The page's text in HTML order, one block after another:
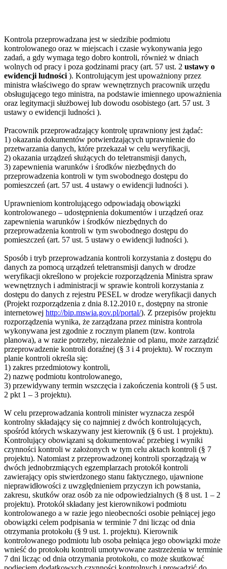
Kontrola przeprowadzana jest w siedzibie podmiotu
kontrolowanego oraz w miejscach i czasie wykonywania jego
zadań, a gdy wymaga tego dobro kontroli, również w dniach
wolnych od pracy i poza godzinami pracy (art. 57 ust. 2 ustawy o
ewidencji ludności ). Kontrolującym jest upoważniony przez
ministra właściwego do spraw wewnętrznych pracownik urzędu
obsługującego tego ministra, na podstawie imiennego upoważnienia
oraz legitymacji służbowej lub dowodu osobistego (art. 57 ust. 3
ustawy o ewidencji ludności ).
Pracownik przeprowadzający kontrolę uprawniony jest żądać:
1) okazania dokumentów potwierdzających uprawnienie do
przetwarzania danych, które przekazał w celu weryfikacji,
2) okazania urządzeń służących do teletransmisji danych,
3) zapewnienia warunków i środków niezbędnych do
przeprowadzenia kontroli w tym swobodnego dostępu do
pomieszczeń (art. 57 ust. 4 ustawy o ewidencji ludności ).
Uprawnieniom kontrolującego odpowiadają obowiązki
kontrolowanego – udostępnienia dokumentów i urządzeń oraz
zapewnienia warunków i środków niezbędnych do
przeprowadzenia kontroli w tym swobodnego dostępu do
pomieszczeń (art. 57 ust. 5 ustawy o ewidencji ludności ).
Sposób i tryb przeprowadzania kontroli korzystania z dostępu do
danych za pomocą urządzeń teletransmisji danych w drodze
weryfikacji określono w projekcie rozporządzenia Ministra spraw
wewnętrznych i administracji w sprawie kontroli korzystania z
dostępu do danych z rejestru PESEL w drodze weryfikacji danych
(Projekt rozporządzenia z dnia 8.12.2010 r., dostępny na stronie
internetowej http://bip.mswia.gov.pl/portal/). Z przepisów projektu
rozporządzenia wynika, że zarządzana przez ministra kontrola
wykonywana jest zgodnie z rocznym planem (tzw. kontrola
planowa), a w razie potrzeby, niezależnie od planu, może zarządzić
przeprowadzenie kontroli doraźnej (§ 3 i 4 projektu). W rocznym
planie kontroli określa się:
1) zakres przedmiotowy kontroli,
2) nazwę podmiotu kontrolowanego,
3) przewidywany termin wszczęcia i zakończenia kontroli (§ 5 ust.
2 pkt 1 – 3 projektu).
W celu przeprowadzania kontroli minister wyznacza zespół
kontrolny składający się co najmniej z dwóch kontrolujących,
spośród których wskazywany jest kierownik (§ 6 ust. 1 projektu).
Kontrolujący obowiązani są dokumentować przebieg i wyniki
czynności kontroli w założonych w tym celu aktach kontroli (§ 7
projektu). Natomiast z przeprowadzonej kontroli sporządzają w
dwóch jednobrzmiących egzemplarzach protokół kontroli
zawierający opis stwierdzonego stanu faktycznego, ujawnione
nieprawidłowości z uwzględnieniem przyczyn ich powstania,
zakresu, skutków oraz osób za nie odpowiedzialnych (§ 8 ust. 1 – 2
projektu). Protokół składany jest kierownikowi podmiotu
kontrolowanego a w razie jego nieobecności osobie pełniącej jego
obowiązki celem podpisania w terminie 7 dni licząc od dnia
otrzymania protokołu (§ 9 ust. 1. projektu). Kierownik
kontrolowanego podmiotu lub osoba pełniąca jego obowiązki może
wnieść do protokołu kontroli umotywowane zastrzeżenia w terminie
7 dni licząc od dnia otrzymania protokołu, co może skutkować